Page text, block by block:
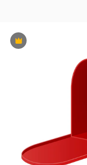
Premium